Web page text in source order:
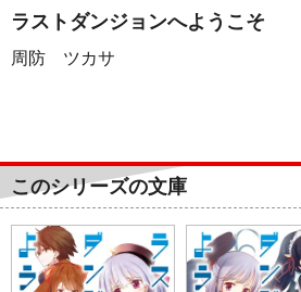
ラストダンジョンへようこそ
周防 ツカサ
このシリーズの文庫